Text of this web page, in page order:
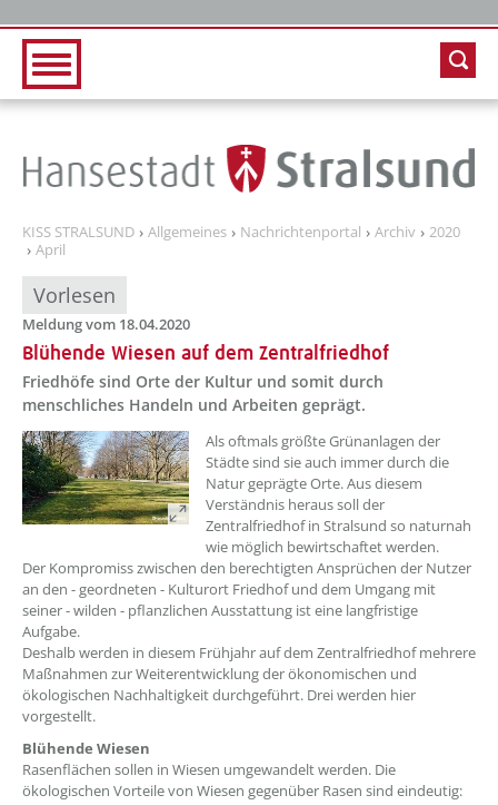
KISS STRALSUND Allgemeines Nachrichtenportal Archiv
2020
April
Vorlesen
Meldung vom 18.04.2020
Blühende Wiesen auf dem Zentralfriedhof
Friedhöfe sind Orte der Kultur und somit durch
menschliches Handeln und Arbeiten geprägt.
Als oftmals größte Grünanlagen der
Städte sind sie auch immer durch die
Natur geprägte Orte. Aus diesem
Verständnis heraus soll der
Zentralfriedhof in Stralsund so naturnah
wie möglich bewirtschaftet werden.
Der Kompromiss zwischen den berechtigten Ansprüchen der Nutzer
an den - geordneten - Kulturort Friedhof und dem Umgang mit
seiner - wilden - pflanzlichen Ausstattung ist eine langfristige
Aufgabe.
Deshalb werden in diesem Frühjahr auf dem Zentralfriedhof mehrere
Maßnahmen zur Weiterentwicklung der ökonomischen und
ökologischen Nachhaltigkeit durchgeführt. Drei werden hier
vorgestellt.
Blühende Wiesen
Rasenflächen sollen in Wiesen umgewandelt werden. Die
ökologischen Vorteile von Wiesen gegenüber Rasen sind eindeutig: